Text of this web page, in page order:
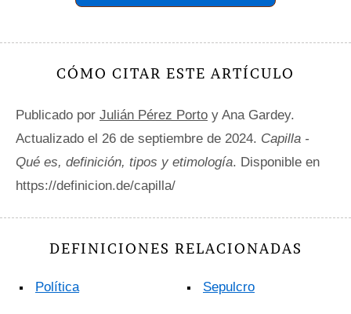
CÓMO CITAR ESTE ARTÍCULO
Publicado por Julián Pérez Porto y Ana Gardey.
Actualizado el 26 de septiembre de 2024. Capilla -
Qué es, definición, tipos y etimología. Disponible en
https://definicion.de/capilla/
DEFINICIONES RELACIONADAS
Política Sepulcro